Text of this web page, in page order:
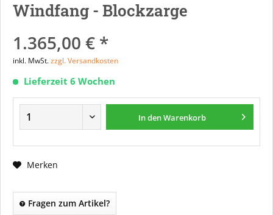
Windfang - Blockzarge
1.365,00 € *
inkl. MwSt.zzgl. Versandkosten
Lieferzeit 6 Wochen
In denWarenkorb
Merken
Fragen zum Artikel?